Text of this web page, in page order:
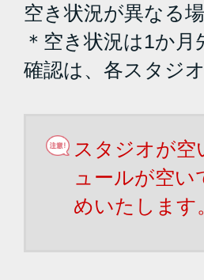
空き状況が異なる
＊空き状況は1か
確認は、各スタジ
スタジオが
ュールが空
めいたします